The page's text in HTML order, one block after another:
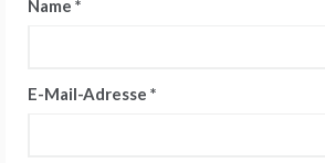
Name *
E-Mail-Adresse *